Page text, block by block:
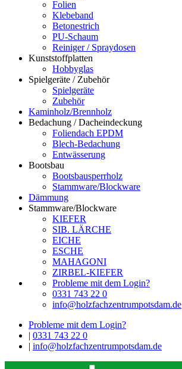
Folien
Klebeband
Betonestrich
PU-Schaum
Reiniger / Spraydosen
Kunststoffplatten
Hobbyglas
Spielgeräte / Zubehör
Spielgeräte
Zubehör
Kaminholz/Brennholz
Bedachung / Dacheindeckung
Foliendach EPDM
Blech-Bedachung
Entwässerung
Bootsbau
Bootsbausperrholz
Stammware/Blockware
Dämmung
Stammware/Blockware
KIEFER
SIB. LÄRCHE
EICHE
ESCHE
MAHAGONI
ZIRBEL-KIEFER
Probleme mit dem Login?
0331 743 22 0
info@holzfachzentrumpotsdam.de
Probleme mit dem Login?
| 0331 743 22 0
| info@holzfachzentrumpotsdam.de